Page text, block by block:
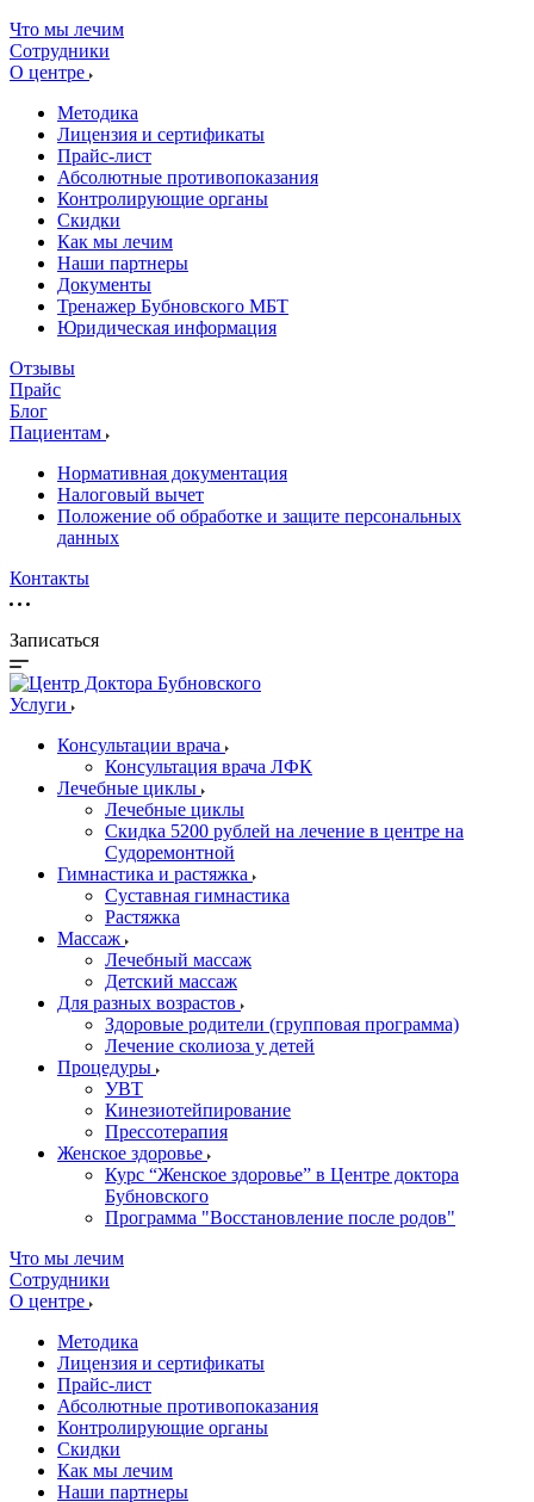
Что мы лечим
Сотрудники
О центре
Методика
Лицензия и сертификаты
Прайс-лист
Абсолютные противопоказания
Контролирующие органы
Скидки
Как мы лечим
Наши партнеры
Документы
Тренажер Бубновского МБТ
Юридическая информация
Отзывы
Прайс
Блог
Пациентам
Нормативная документация
Налоговый вычет
Положение об обработке и защите персональных
данных
Контакты
Записаться
Услуги
Консультации врача
Консультация врача ЛФК
Лечебные циклы
Лечебные циклы
Скидка 5200 рублей на лечение в центре на
Судоремонтной
Гимнастика и растяжка
Суставная гимнастика
Растяжка
Массаж
Лечебный массаж
Детский массаж
Для разных возрастов
Здоровые родители (групповая программа)
Лечение сколиоза у детей
Процедуры
УВТ
Кинезиотейпирование
Прессотерапия
Женское здоровье
Курс “Женское здоровье” в Центре доктора
Бубновского
Программа "Восстановление после родов"
Что мы лечим
Сотрудники
О центре
Методика
Лицензия и сертификаты
Прайс-лист
Абсолютные противопоказания
Контролирующие органы
Скидки
Как мы лечим
Наши партнеры